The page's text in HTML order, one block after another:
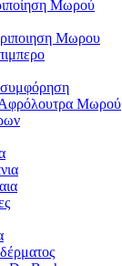
Μωρού
Μωρου
Μωρού